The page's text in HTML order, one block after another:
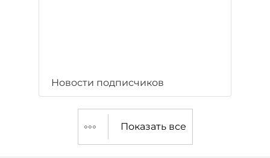
Новости подписчиков
Показать все